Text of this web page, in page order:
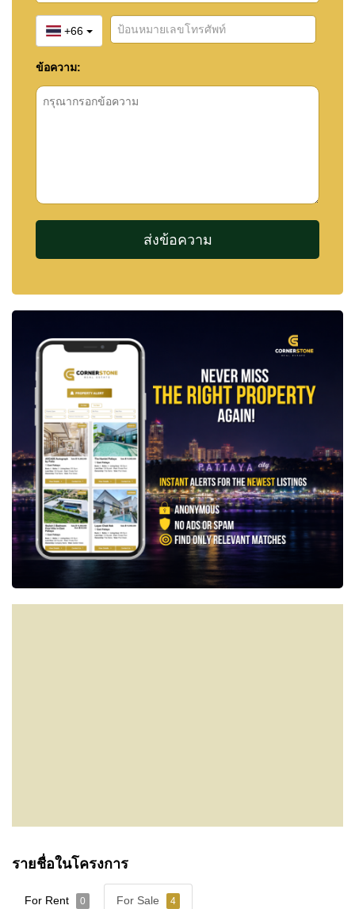
+66
ข้อความ:
รายชื่อในโครงการ
For Rent 0 For Sale 4